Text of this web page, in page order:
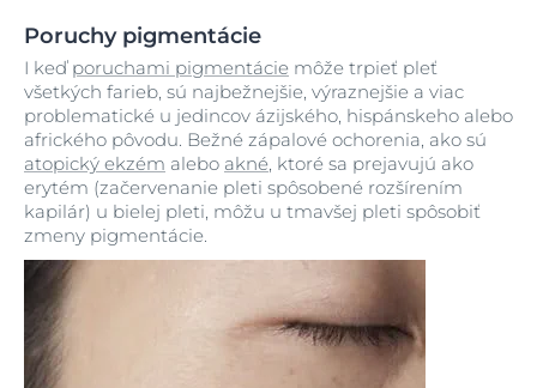
Poruchy pigmentácie
I keď poruchami pigmentácie môže trpieť pleť
všetkých farieb, sú najbežnejšie, výraznejšie a viac
problematické u jedincov ázijského, hispánskeho alebo
afrického pôvodu. Bežné zápalové ochorenia, ako sú
atopický ekzém alebo akné , ktoré sa prejavujú ako
erytém (začervenanie pleti spôsobené rozšírením
kapilár) u bielej pleti, môžu u tmavšej pleti spôsobiť
zmeny pigmentácie.